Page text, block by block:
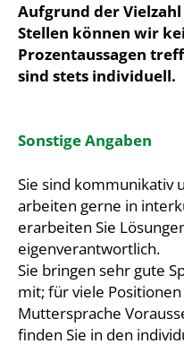
Aufgrund der
Stellen können wir
Prozentaussagen
sind stets individuell.
Sonstige Angaben
Sie sind kommunikativ
arbeiten gerne in
erarbeiten Sie
eigenverantwortlich.
Sie bringen sehr gute
mit; für viele
Muttersprache
finden Sie in den